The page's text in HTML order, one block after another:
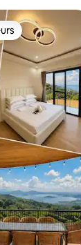
commentaires